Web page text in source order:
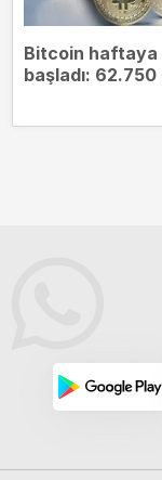
Bitcoin haftaya
başladı: